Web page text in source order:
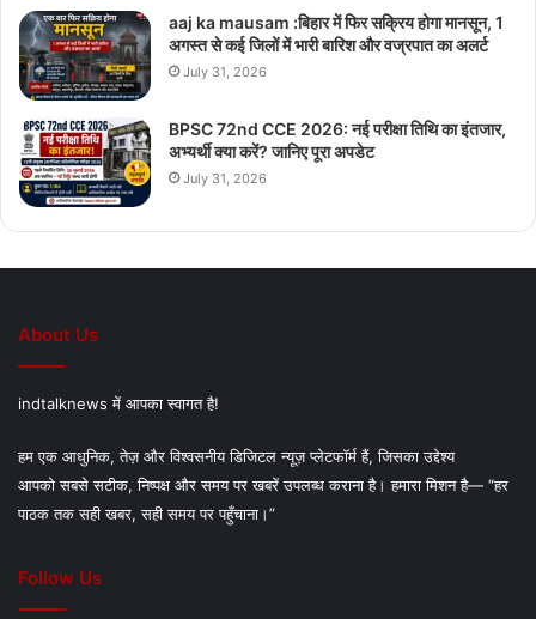
aaj ka mausam :बिहार में फिर सक्रिय होगा मानसून, 1
अगस्त से कई जिलों में भारी बारिश और वज्रपात का अलर्ट
July 31, 2026
BPSC 72nd CCE 2026: नई परीक्षा तिथि का इंतजार,
अभ्यर्थी क्या करें? जानिए पूरा अपडेट
July 31, 2026
About Us
indtalknews में आपका स्वागत है!
हम एक आधुनिक, तेज़ और विश्वसनीय डिजिटल न्यूज़ प्लेटफॉर्म हैं, जिसका उद्देश्य
आपको सबसे सटीक, निष्पक्ष और समय पर खबरें उपलब्ध कराना है। हमारा मिशन है— “हर
पाठक तक सही खबर, सही समय पर पहुँचाना।”
Follow Us